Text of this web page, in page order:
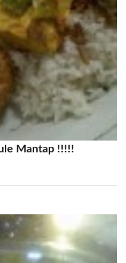
Mantap !!!!!